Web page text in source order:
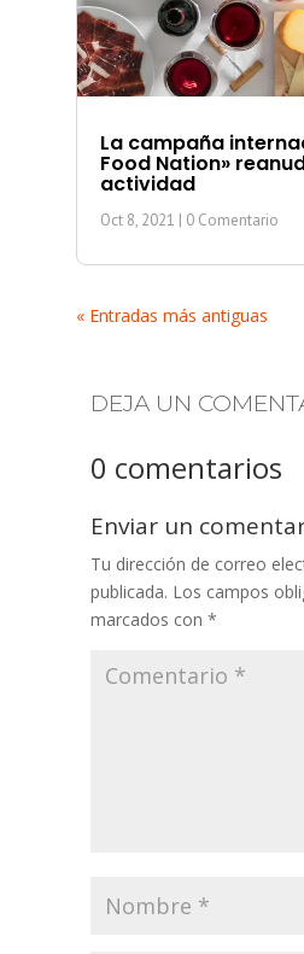
La campaña
Food Nation»
actividad
Oct 8, 2021 | 0 Comentario
« Entradas más antiguas
DEJA UN
0 comentarios
Enviar un
Tu dirección de correo
publicada. Los campos
marcados con *